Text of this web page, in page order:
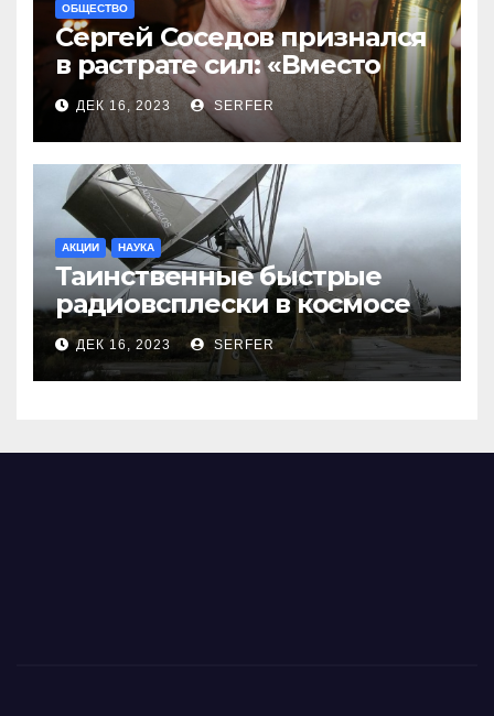
ОБЩЕСТВО
Сергей Соседов признался
в растрате сил: «Вместо
меня взяли Пригожина»
ДЕК 16, 2023 SERFER
АКЦИИ НАУКА
Таинственные быстрые
радиовсплески в космосе
сделались все более
странными
ДЕК 16, 2023 SERFER